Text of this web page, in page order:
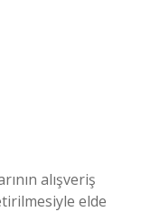
alışveriş
elde